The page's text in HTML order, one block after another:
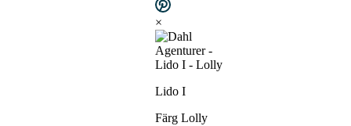
×
Lido I
Färg Lolly